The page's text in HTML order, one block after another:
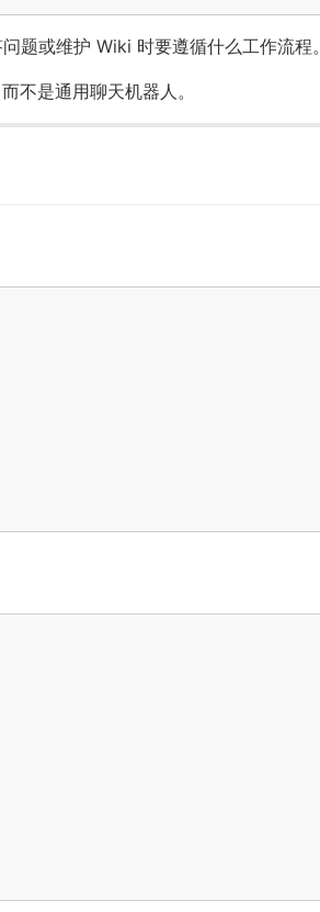
题或维护 Wiki 时要遵循什么工作流程。
是通用聊天机器人。